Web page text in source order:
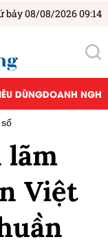
bảy 08/08/2026 09:14
DÙNGDOANH
lãm
Việt